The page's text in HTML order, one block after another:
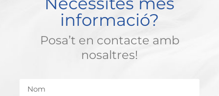
informació?
Posa’t en contacte amb
nosaltres!